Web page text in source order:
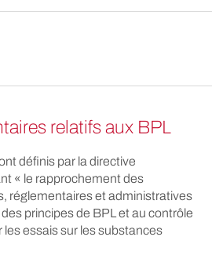
relatifs aux BPL
définis par la directive
« le rapprochement des
réglementaires et administratives
principes de BPL et au contrôle
les essais sur les substances